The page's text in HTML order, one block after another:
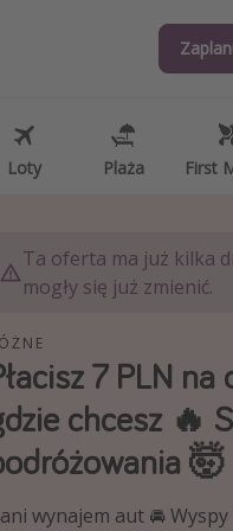
Loty Plaża First
Loty Plaża First
ciekawostki, porady
aplikacje podróżnicze
Ta oferta ma już kilka
mogły się już zmienić.
7 PLN
chcesz 🔥
🤯
wynajem aut 🚘